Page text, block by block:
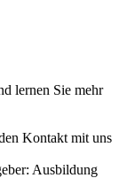
lernen Sie mehr
Kontakt mit uns
Ausbildung